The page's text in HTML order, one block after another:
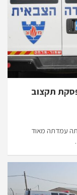
תקצוב
עמדתה מאוד